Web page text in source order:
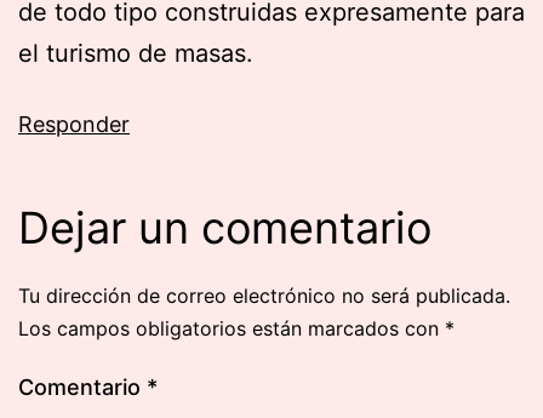
de todo tipo construidas expresamente para
el turismo de masas.
Responder
Dejar un comentario
Tu dirección de correo electrónico no será publicada.
Los campos obligatorios están marcados con *
Comentario *